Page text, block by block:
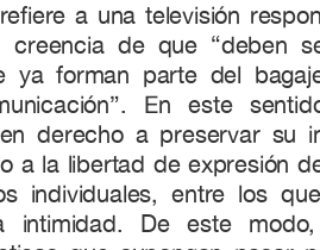
a una televisión
creencia de que “deben
ya forman parte del
En este
derecho a preservar su
a la libertad de expresión
individuales, entre los
intimidad. De este